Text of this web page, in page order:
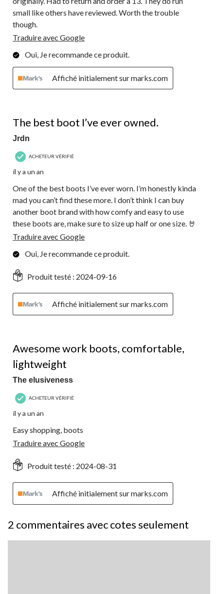
small like others have reviewed. Worth the trouble
though.
Traduire avec Google
Oui, Je recommande ce produit.
Affiché initialement sur marks.com
The best boot I’ve ever owned.
Jrdn
ACHETEUR VÉRIFIÉ
il y a un an
One of the best boots I’ve ever worn. I’m honestly kinda
mad you can’t find these more. I don’t think I can buy
another boot brand with how comfy and easy to use
these boots are, make sure to size up half or one size. 🤘
Traduire avec Google
Oui, Je recommande ce produit.
Produit testé : 2024-09-16
Affiché initialement sur marks.com
Awesome work boots, comfortable,
lightweight
The elusiveness
ACHETEUR VÉRIFIÉ
il y a un an
Easy shopping, boots
Traduire avec Google
Produit testé : 2024-08-31
Affiché initialement sur marks.com
2 commentaires avec cotes seulement